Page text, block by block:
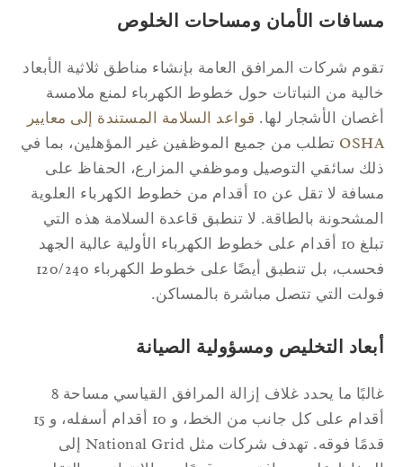
الأمان ومساحات الخلوص
شركات المرافق العامة بإنشاء مناطق ثلاثية الأبعاد
من النباتات حول خطوط الكهرباء لمنع ملامسة
الأشجار لها. قواعد السلامة المستندة إلى معايير
تطلب من جميع الموظفين غير المؤهلين، بما في
سائقي التوصيل وموظفي المزارع، الحفاظ على
مسافة لا تقل عن 10 أقدام من خطوط الكهرباء العلوية
بالطاقة. لا تنطبق قاعدة السلامة هذه التي
تبلغ 10 أقدام على خطوط الكهرباء الأولية عالية الجهد
فحسب، بل تنطبق أيضًا على خطوط الكهرباء 120/240
التي تتصل مباشرة بالمساكن.
التخليص ومسؤولية الصيانة
غالبًا ما يحدد غلاف إزالة المرافق القياسي مساحة 8
أقدام على كل جانب من الخط، و 10 أقدام أسفله، و 15
قدمًا فوقه. تهدف شركات مثل National Grid إلى